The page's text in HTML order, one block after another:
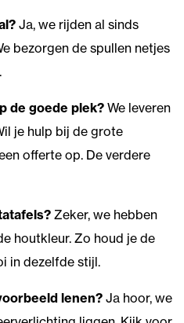
Ja, we rijden al sinds
bezorgen de spullen netjes
de goede plek? We leveren
je hulp bij de grote
offerte op. De verdere
Zeker, we hebben
houtkleur. Zo houd je de
in dezelfde stijl.
lenen? Ja hoor, we